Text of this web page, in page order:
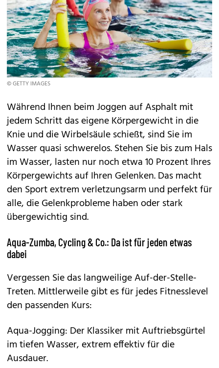
© GETTY IMAGES
Während Ihnen beim Joggen auf Asphalt mit
jedem Schritt das eigene Körpergewicht in die
Knie und die Wirbelsäule schießt, sind Sie im
Wasser quasi schwerelos. Stehen Sie bis zum Hals
im Wasser, lasten nur noch etwa 10 Prozent Ihres
Körpergewichts auf Ihren Gelenken. Das macht
den Sport extrem verletzungsarm und perfekt für
alle, die Gelenkprobleme haben oder stark
übergewichtig sind.
Aqua-Zumba, Cycling & Co.: Da ist für jeden etwas
dabei
Vergessen Sie das langweilige Auf-der-Stelle-
Treten. Mittlerweile gibt es für jedes Fitnesslevel
den passenden Kurs:
Aqua-Jogging: Der Klassiker mit Auftriebsgürtel
im tiefen Wasser, extrem effektiv für die
Ausdauer.